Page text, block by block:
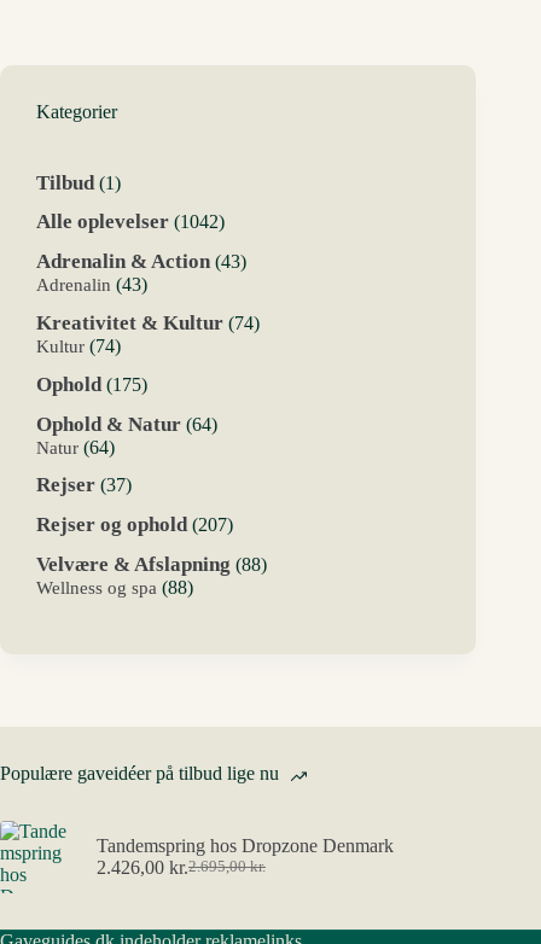
Kategorier
Tilbud 11
Alle oplevelser 10421042
Adrenalin & Action 4343
Adrenalin 4343
Kreativitet & Kultur 7474
Kultur 7474
Ophold 175175
Ophold & Natur 6464
Natur 6464
Rejser 3737
Rejser og ophold 207207
Velvære & Afslapning 8888
Wellness og spa 8888
Populære gaveidéer på tilbud lige nu
Tandemspring hos Dropzone Denmark
2.695,00kr.
Den
2.426,00 kr.Den